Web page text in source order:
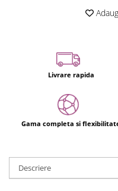
Livrare rapida
Gama completa si
Descriere